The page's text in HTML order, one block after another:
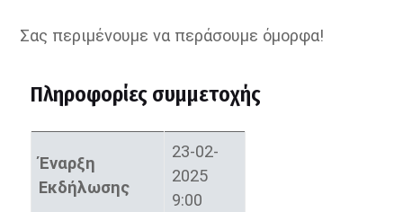
Σας περιμένουμε να περάσουμε όμορφα!
Πληροφορίες συμμετοχής
Έναρξη
Εκδήλωσης
23-02-
2025
9:00